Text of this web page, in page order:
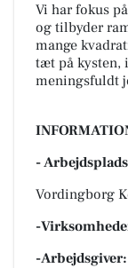
Vi har fokus
og tilbyder
mange
tæt på kysten,
meningsfuldt
-
Vordingborg
-
-Arbejdsgiver: